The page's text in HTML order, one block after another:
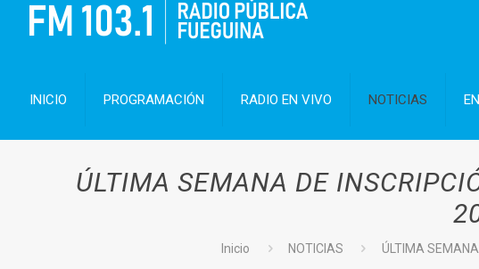
INICIO PROGRAMACIÓN RADIO EN VIVO NOTICIAS
ÚLTIMA SEMANA DE
Inicio NOTICIAS ÚLTIMA